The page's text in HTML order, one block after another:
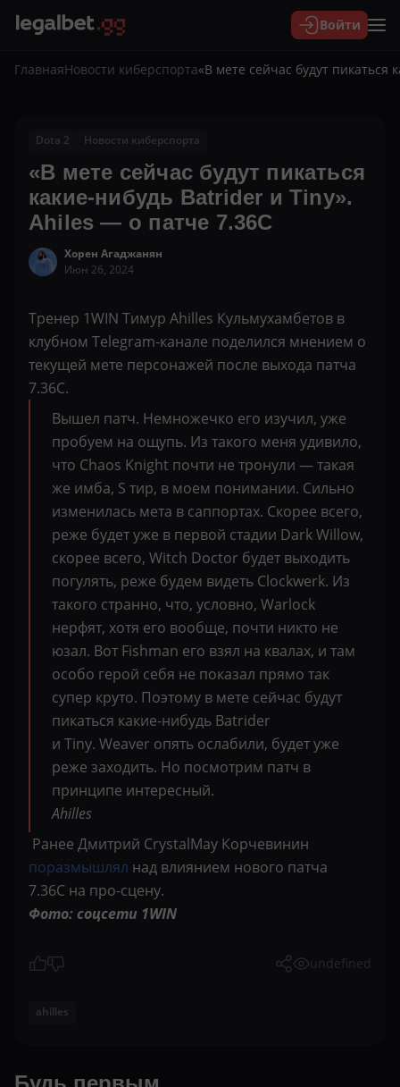
Войти
ГлавнаяНовости киберспорта«В мете сейчас будут
Dota 2 Новости киберспорта
«В мете сейчас будут пикаться
какие-нибудь Batrider и Tiny».
Ahiles — о патче 7.36С
Хорен Агаджанян
Июн 26, 2024
Тренер 1WIN Тимур Ahilles Кульмухамбетов в
клубном Telegram-канале поделился мнением о
текущей мете персонажей после выхода патча
7.36С.
Вышел патч. Немножечко его изучил, уже
пробуем на ощупь. Из такого меня удивило,
что Chaos Knight почти не тронули — такая
же имба, S тир, в моем понимании. Сильно
изменилась мета в саппортах. Скорее всего,
реже будет уже в первой стадии Dark Willow,
скорее всего, Witch Doctor будет выходить
погулять, реже будем видеть Clockwerk. Из
такого странно, что, условно, Warlock
нерфят, хотя его вообще, почти никто не
юзал. Вот Fishman его взял на квалах, и там
особо герой себя не показал прямо так
супер круто. Поэтому в мете сейчас будут
пикаться какие-нибудь Batrider
и Tiny. Weaver опять ослабили, будет уже
реже заходить. Но посмотрим патч в
принципе интересный.
Ahilles
Ранее Дмитрий CrystalMay Корчевинин
поразмышлял над влиянием нового патча
7.36С на про-сцену.
Фото: cоцсети 1WIN
undefined
ahilles